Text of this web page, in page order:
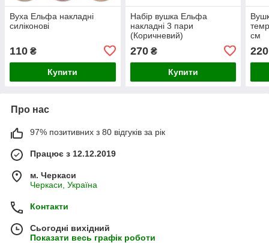
Вуха Ельфа накладні
силіконові
110 ₴
Купити
Набір вушка Ельфа
накладні 3 пари
(Коричневий)
270₴
Купити
см
220
Про нас
97% позитивних з 80 відгуків за рік
Працює з 12.12.2019
м. Черкаси
Черкаси, Україна
Контакти
Сьогодні вихідний
Показати весь графік роботи